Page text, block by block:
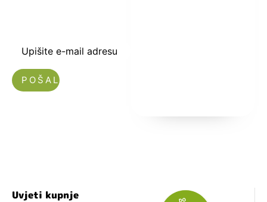
Upišite e-mail adresu
Uvjeti kupnje